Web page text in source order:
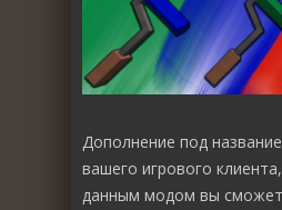
Дополнение под
вашего игрового
данным модом вы